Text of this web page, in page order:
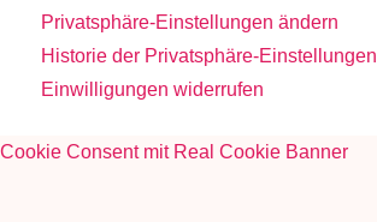
Privatsphäre-Einstellungen ändern
Historie der Privatsphäre-Einstellungen
Einwilligungen widerrufen
Cookie Consent mit Real Cookie Banner